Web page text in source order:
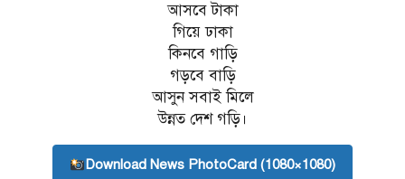
আসবে টাকা
গিয়ে ঢাকা
কিনবে গাড়ি
গড়বে বাড়ি
আসুন সবাই মিলে
উন্নত দেশ গড়ি।
Download News PhotoCard (1080×1080)